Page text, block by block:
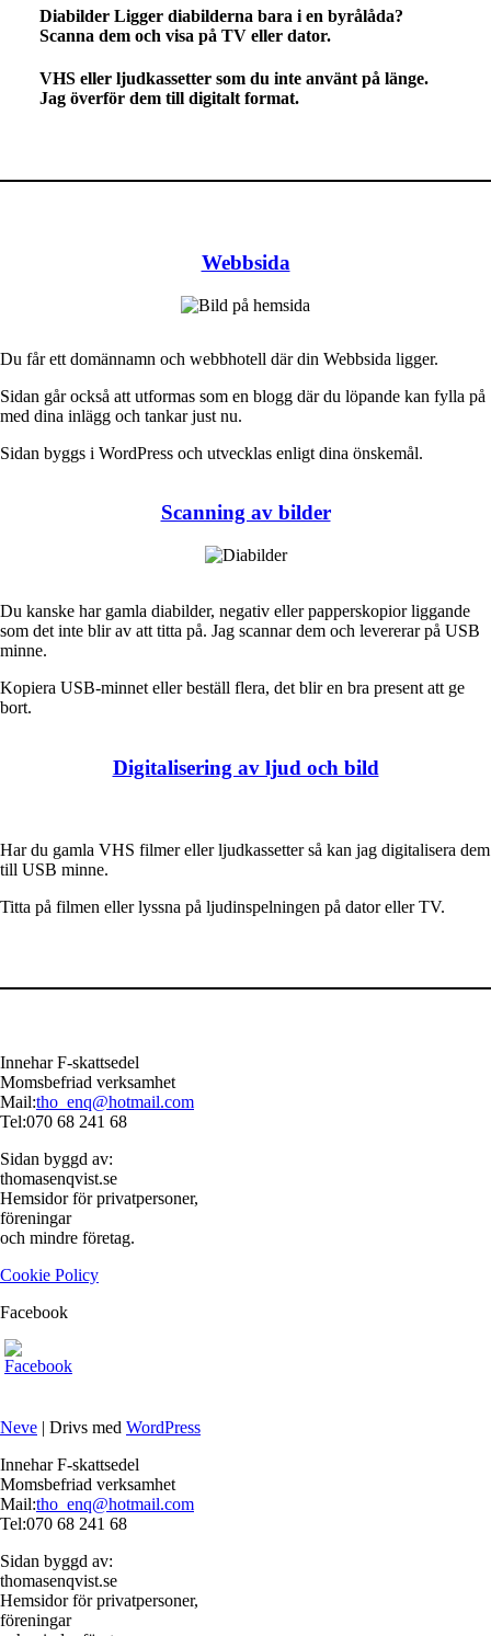
Diabilder Ligger diabilderna bara i en byrålåda?
Scanna dem och visa på TV eller dator.
VHS eller ljudkassetter som du inte använt på länge.
Jag överför dem till digitalt format.
Webbsida
Du får ett domännamn och webbhotell där din Webbsida ligger.
Sidan går också att utformas som en blogg där du löpande kan fylla på
med dina inlägg och tankar just nu.
Sidan byggs i WordPress och utvecklas enligt dina önskemål.
Scanning av bilder
Du kanske har gamla diabilder, negativ eller papperskopior liggande
som det inte blir av att titta på. Jag scannar dem och levererar på USB
minne.
Kopiera USB-minnet eller beställ flera, det blir en bra present att ge
bort.
Digitalisering av ljud och bild
Har du gamla VHS filmer eller ljudkassetter så kan jag digitalisera dem
till USB minne.
Titta på filmen eller lyssna på ljudinspelningen på dator eller TV.
Innehar F-skattsedel
Momsbefriad verksamhet
Mail:tho_enq@hotmail.com
Tel:070 68 241 68
Sidan byggd av:
thomasenqvist.se
Hemsidor för privatpersoner,
föreningar
och mindre företag.
Cookie Policy
Facebook
Neve | Drivs med WordPress
Innehar F-skattsedel
Momsbefriad verksamhet
Mail:tho_enq@hotmail.com
Tel:070 68 241 68
Sidan byggd av:
thomasenqvist.se
Hemsidor för privatpersoner,
föreningar